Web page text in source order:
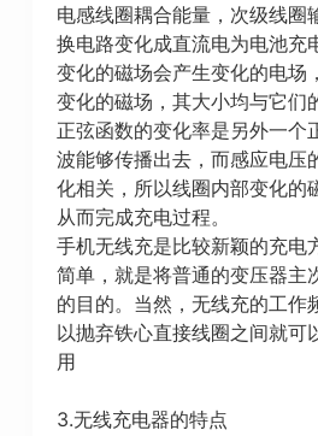
电感线圈耦合能量，次级线圈
换电路变化成直流电为电池充
变化的磁场会产生变化的电场
变化的磁场，其大小均与它们
正弦函数的变化率是另外一个
波能够传播出去，而感应电压
化相关，所以线圈内部变化的
从而完成充电过程。
手机无线充是比较新颖的充电
简单，就是将普通的变压器主
的目的。当然，无线充的工作
以抛弃铁心直接线圈之间就可
用
3.无线充电器的特点